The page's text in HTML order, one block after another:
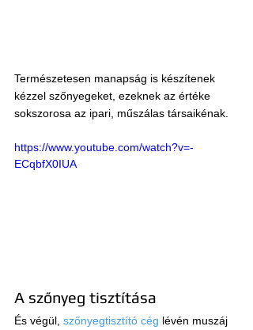
Természetesen manapság is készítenek
kézzel szőnyegeket, ezeknek az értéke
sokszorosa az ipari, műszálas társaikénak.
https://www.youtube.com/watch?v=-
ECqbfX0IUA
A szőnyeg tisztítása
És végül, szőnyegtisztító cég lévén muszáj